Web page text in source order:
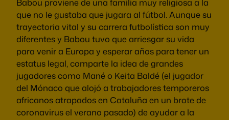
Babou proviene de una familia muy religiosa a la
que no le gustaba que jugara al fútbol. Aunque su
trayectoria vital y su carrera futbolística son muy
diferentes y Babou tuvo que arriesgar su vida
para venir a Europa y esperar años para tener un
estatus legal, comparte la idea de grandes
jugadores como Mané o Keita Baldé (el jugador
del Mónaco que alojó a trabajadores temporeros
africanos atrapados en Cataluña en un brote de
coronavirus el verano pasado) de ayudar a la